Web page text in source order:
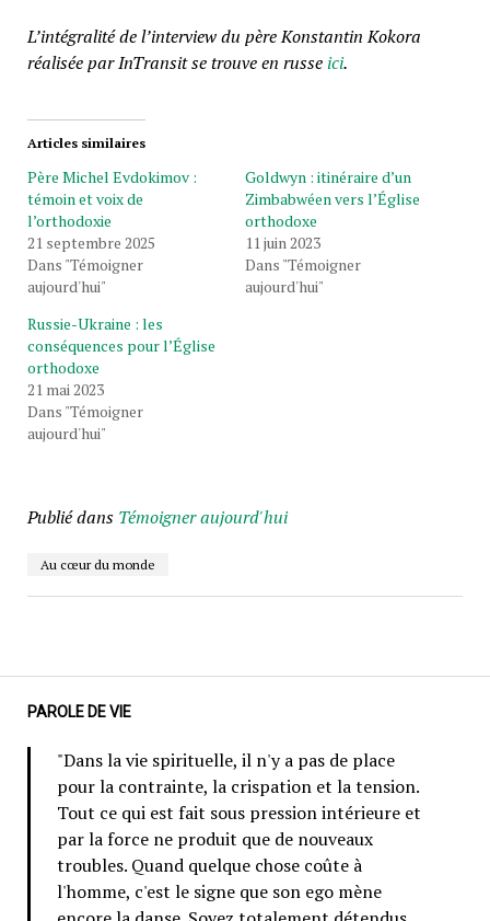
L’intégralité de l’interview du père Konstantin Kokora
réalisée par InTransit se trouve en russe ici.
Articles similaires
Père Michel Evdokimov :
témoin et voix de
l’orthodoxie
21 septembre 2025
Dans "Témoigner
aujourd'hui"
Goldwyn : itinéraire d’un
Zimbabwéen vers l’Église
orthodoxe
11 juin 2023
Dans "Témoigner
aujourd'hui"
Russie-Ukraine : les
conséquences pour l’Église
orthodoxe
21 mai 2023
Dans "Témoigner
aujourd'hui"
Publié dans Témoigner aujourd'hui
Au cœur du monde
PAROLE DE VIE
"Dans la vie spirituelle, il n'y a pas de place
pour la contrainte, la crispation et la tension.
Tout ce qui est fait sous pression intérieure et
par la force ne produit que de nouveaux
troubles. Quand quelque chose coûte à
l'homme, c'est le signe que son ego mène